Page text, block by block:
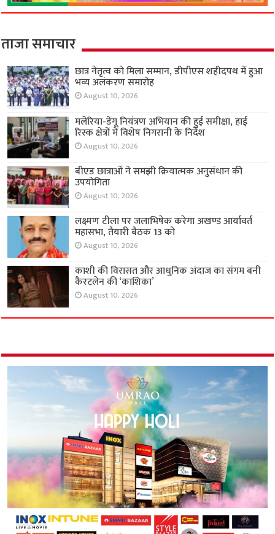
ताजा समाचार
छात्र नेतृत्व को मिला सम्मान, डीपीएस शहीदपथ में हुआ
भव्य अलंकरण समारोह
August 10, 2026
मलेरिया-डेंगू नियंत्रण अभियान की हुई समीक्षा, हाई
रिस्क क्षेत्रों में विशेष निगरानी के निर्देश
August 10, 2026
बीएड छात्राओं ने समझी क्रियात्मक अनुसंधान की
उपयोगिता
August 10, 2026
लक्ष्मण टीला पर जलाभिषेक करेगा अखण्ड आर्यावर्त
महासभा, तैयारी बैठक 13 को
August 10, 2026
काशी की विरासत और आधुनिक अंदाज का संगम बनी
कैरटलेन की ‘काशिका’
August 10, 2026